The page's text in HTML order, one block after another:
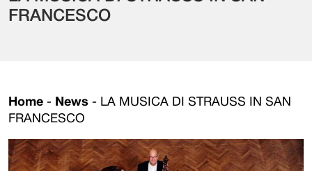
FRANCESCO
Home - News - LA MUSICA DI STRAUSS IN SAN
FRANCESCO